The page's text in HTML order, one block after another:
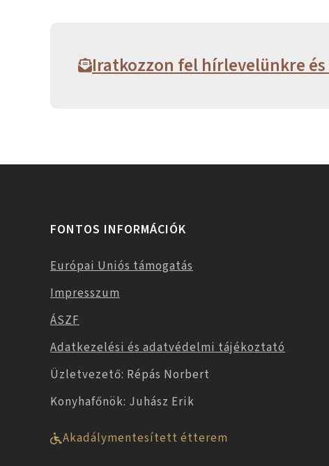
Iratkozzon fel hírlevelünkre
FONTOS INFORMÁCIÓK
Európai Uniós támogatás
Impresszum
ÁSZF
Adatkezelési és adatvédelmi tájékoztató
Üzletvezető: Répás Norbert
Konyhafőnök: Juhász Erik
Akadálymentesített étterem